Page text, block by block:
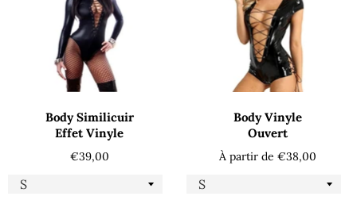
Body Similicuir
Effet Vinyle
Prix
€39,00
Body Vinyle
Ouvert
À partir de €38,00